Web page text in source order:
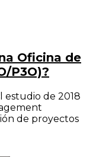
Oficina de
P3O)?
estudio de 2018
de proyectos